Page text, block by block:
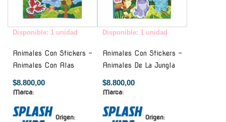
Disponible: 1 unidad
Animales Con Stickers -
Animales Con Alas
$8.800,00
Marca:
Origen:
Disponible: 1 unidad
Animales Con Stickers -
Animales De La Jungla
$8.800,00
Marca:
Origen: